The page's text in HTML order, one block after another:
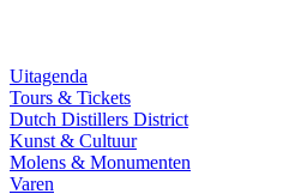
Uitagenda
Tours & Tickets
Dutch Distillers District
Kunst & Cultuur
Molens & Monumenten
Varen